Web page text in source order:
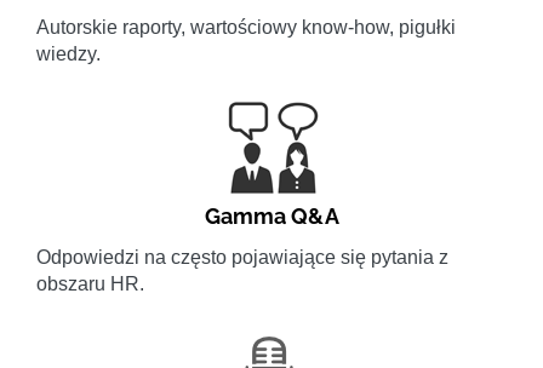
Autorskie raporty, wartościowy know-how, pigułki
wiedzy.
Gamma Q&A
Odpowiedzi na często pojawiające się pytania z
obszaru HR.